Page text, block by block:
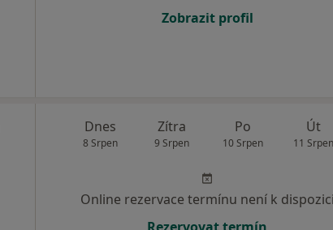
Zobrazit profil
Dnes
8 Srpen
Zítra
9 Srpen
Po
10 Srpen
Út
11 Srpen
Online rezervace termínu není k dispozici